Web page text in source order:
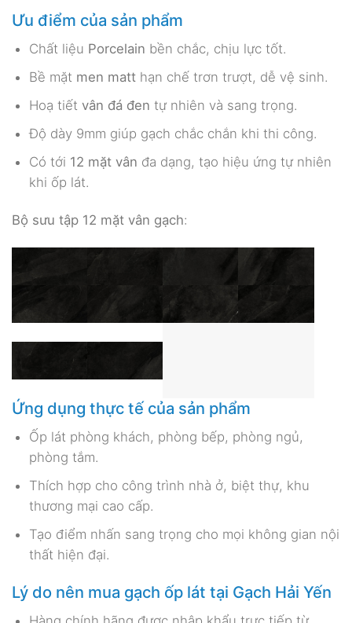
Ưu điểm của sản phẩm
Chất liệu Porcelain bền chắc, chịu lực tốt.
Bề mặt men matthạn chế trơn trượt, dễ vệ sinh.
Hoạ tiết vân đá đen tự nhiên và sang trọng.
Độ dày 9mm giúp gạch chắc chắn khi thi công.
Có tới 12 mặt vân đa dạng, tạo hiệu ứng tự nhiên
khi ốp lát.
Bộ sưu tập 12 mặt vân gạch:
Ốp lát phòng khách, phòng bếp, phòng ngủ,
phòng tắm.
Thích hợp cho công trình nhà ở, biệt thự, khu
thương mại cao cấp.
Tạo điểm nhấn sang trọng cho mọi không gian nội
thất hiện đại.
Lý do nên mua gạch ốp lát tại Gạch Hải Yến
Hàng chính hãng được nhập khẩu trực tiếp từ
Italia